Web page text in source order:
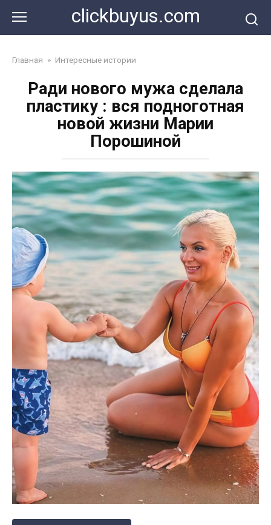
контенту
clickbuyus.com
Главная » Интересные истории
Ради нового мужа сделала
пластику : вся подноготная
новой жизни Марии
Порошиной